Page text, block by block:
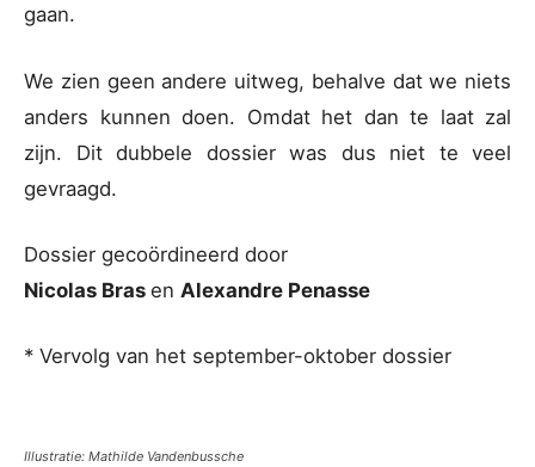
gaan.
We zien geen andere uitweg, behalve dat we niets
anders kunnen doen. Omdat het dan te laat zal
zijn. Dit dubbele dossier was dus niet te veel
gevraagd.
Dossier gecoördineerd door
Nicolas Bras en Alexandre Penasse
* Vervolg van het september-oktober dossier
Illustratie: Mathilde Vandenbussche